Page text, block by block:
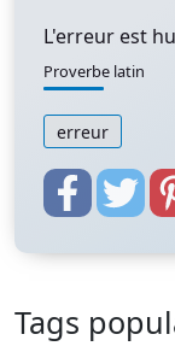
L'erreur est
Proverbe latin
erreur
Tags